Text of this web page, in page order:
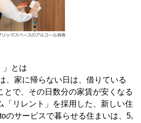
」とは
、家に帰らない日は、借りている
とで、その日数分の家賃が安くなる
「リレント」を採用した、新しい住
のサービスで暮らせる住まいは、5,